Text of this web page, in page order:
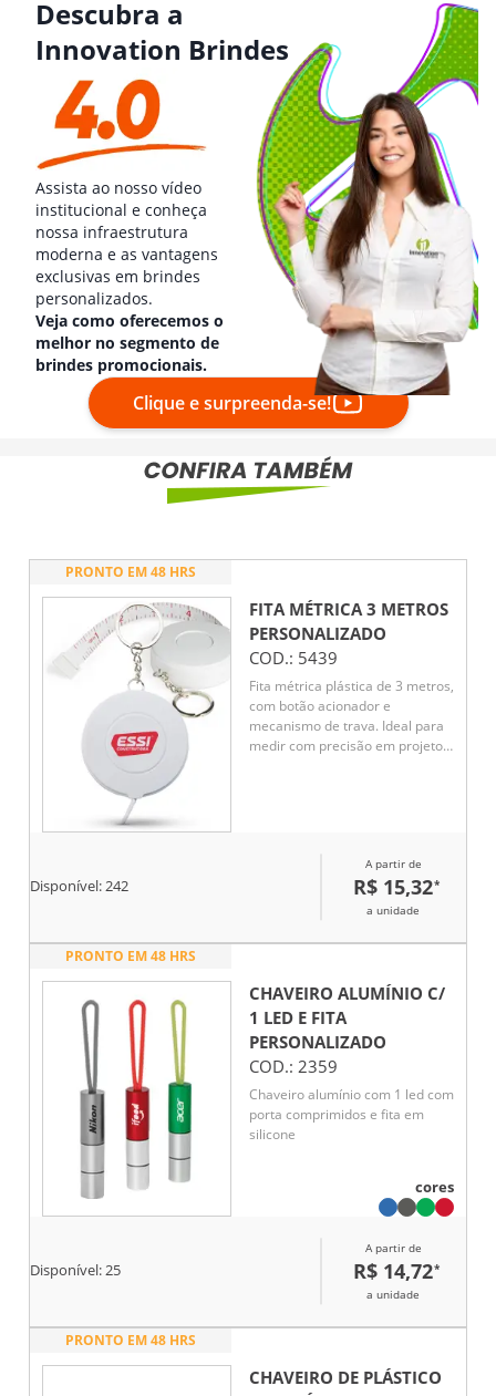
Descubra a
Innovation Brindes
Assista ao nosso vídeo
institucional e conheça
nossa infraestrutura
moderna e as vantagens
exclusivas em brindes
personalizados.
Veja como oferecemos o
melhor no segmento de
brindes promocionais.
Clique e surpreenda-se!
PRONTO EM 48 HRS
FITA MÉTRICA 3 METROS
PERSONALIZADO
COD.: 5439
Fita métrica plástica de 3 metros,
com botão acionador e
mecanismo de trava. Ideal para
medir com precisão em projetos
confiança com seu mecanismo
Disponível:242
A partir de
R$ 15,32*
a unidade
PRONTO EM 48 HRS
CHAVEIRO ALUMÍNIO C/
1 LED E FITA
PERSONALIZADO
COD.: 2359
Chaveiro alumínio com 1 led com
porta comprimidos e fita em
silicone
cores
Disponível:25
A partir de
R$ 14,72*
a unidade
PRONTO EM 48 HRS
CHAVEIRO DE PLÁSTICO